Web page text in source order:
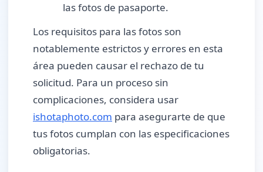
las fotos de pasaporte.
Los requisitos para las fotos son
notablemente estrictos y errores en esta
área pueden causar el rechazo de tu
solicitud. Para un proceso sin
complicaciones, considera usar
ishotaphoto.com para asegurarte de que
tus fotos cumplan con las especificaciones
obligatorias.